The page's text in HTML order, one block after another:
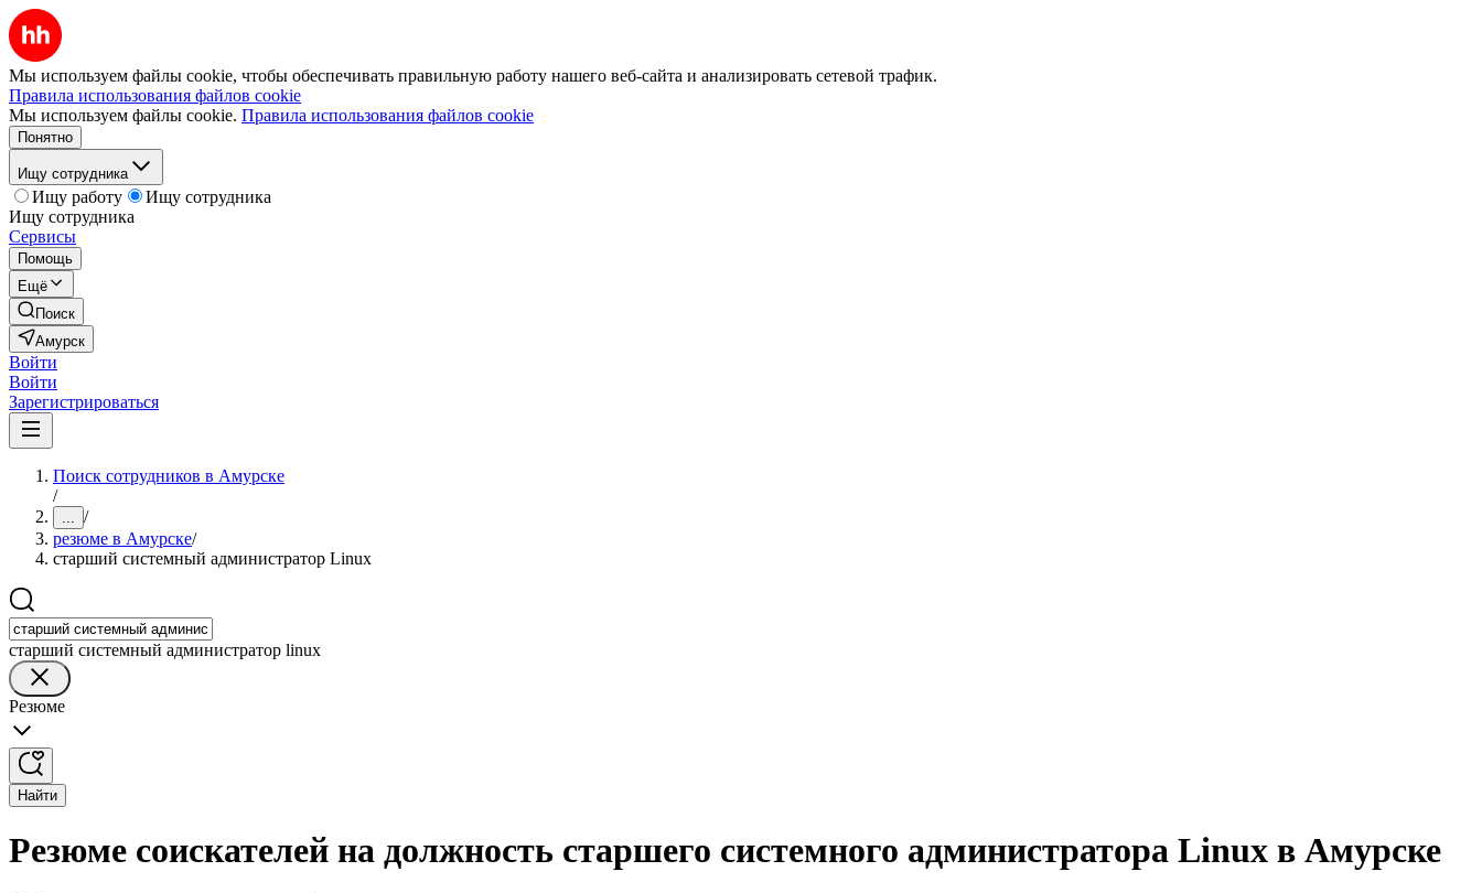
Мы используем файлы cookie, чтобы обеспечивать правильную работу нашего веб-сайта и анализировать сетевой трафик.
Правила использования файлов cookie
Мы используем файлы cookie. Правила использования файлов cookie
Понятно
Ищу сотрудника
Ищу работу
Ищу сотрудника
Ищу сотрудника
Сервисы
Помощь
Ещё
Поиск
Амурск
Войти
Войти
Зарегистрироваться
Поиск сотрудников в Амурске
/
... /
резюме в Амурске/
старший системный администратор Linux
старший системный администратор linux
Резюме
Найти
Резюме соискателей на должность старшего системного администратора Linux в Амурске